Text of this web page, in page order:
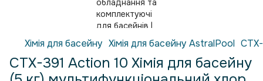
Хімія для басейну Хімія для басейну AstralPool
CTX-391 Action 10 Хімія для басейну